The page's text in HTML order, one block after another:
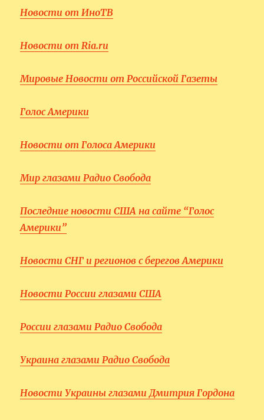
Новости от ИноТВ
Новости от Ria.ru
Мировые Новости от Российской Газеты
Голос Америки
Новости от Голоса Америки
Мир глазами Радио Свобода
Последние новости США на сайте “Голос
Америки”
Новости СНГ и регионов с берегов Америки
Новости России глазами США
России глазами Радио Свобода
Украина глазами Радио Свобода
Новости Украины глазами Дмитрия Гордона